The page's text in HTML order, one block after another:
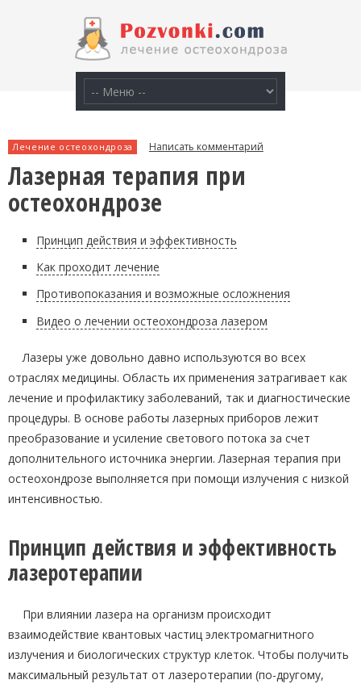
Лечение остеохондроза Написать комментарий
Лазерная терапия при
остеохондрозе
Принцип действия и эффективность
Как проходит лечение
Противопоказания и возможные осложнения
Видео о лечении остеохондроза лазером
Лазеры уже довольно давно используются во всех
отраслях медицины. Область их применения затрагивает как
лечение и профилактику заболеваний, так и диагностические
процедуры. В основе работы лазерных приборов лежит
преобразование и усиление светового потока за счет
дополнительного источника энергии. Лазерная терапия при
остеохондрозе выполняется при помощи излучения с низкой
интенсивностью.
Принцип действия и эффективность
лазеротерапии
При влиянии лазера на организм происходит
взаимодействие квантовых частиц электромагнитного
излучения и биологических структур клеток. Чтобы получить
максимальный результат от лазеротерапии (по-другому,